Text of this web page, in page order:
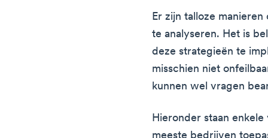
Er zijn talloze
te analyseren. Het is
deze strategieën te
misschien niet
kunnen wel vragen
Hieronder staan